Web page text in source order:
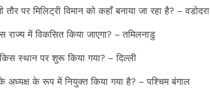
पर मिलिट्री विमान को कहाँ बनाया जा रहा है? – वडोदरा
राज्य में विकसित किया जाएगा? – तमिलनाडु
स्थान पर शुरू किया गया? – दिल्ली
अध्यक्ष के रूप में नियुक्त किया गया है? – पश्चिम बंगाल